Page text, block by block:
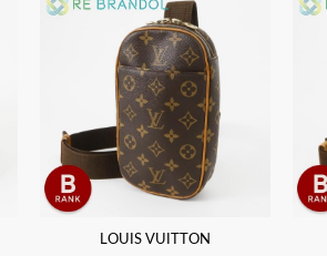
LOUIS VUITTON